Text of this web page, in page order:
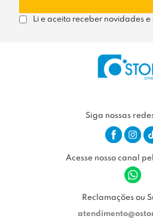
Li e aceito receber novidades e
Siga nossas
Acesse nosso canal
Reclamações ou